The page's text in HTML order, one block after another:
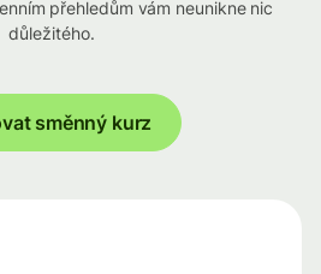
přehledům vám neunikne nic
důležitého.
směnný kurz